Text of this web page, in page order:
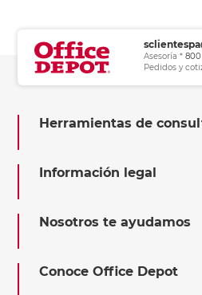
Asesoría *
Pedidos y
Herramientas de
Información legal
Nosotros te ayudamos
Conoce Office Depot